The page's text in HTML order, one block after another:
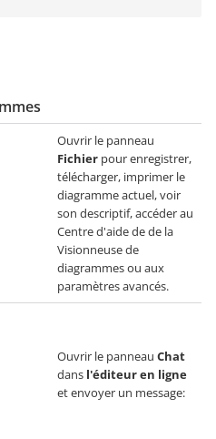
Ouvrir le panneau
Fichier pour enregistrer,
télécharger, imprimer le
diagramme actuel, voir
son descriptif, accéder au
Centre d'aide de de la
Visionneuse de
diagrammes ou aux
paramètres avancés.
Ouvrir le panneau Chat
dans l'éditeur en ligne
et envoyer un message: